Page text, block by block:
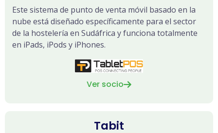
Este sistema de punto de venta móvil basado en la
nube está diseñado específicamente para el sector
de la hostelería en Sudáfrica y funciona totalmente
en iPads, iPods y iPhones.
Ver socio
Tabit